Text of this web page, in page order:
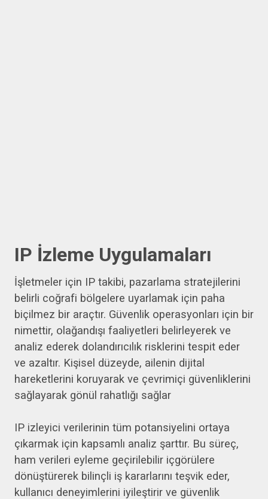
IP İzleme Uygulamaları
İşletmeler için IP takibi, pazarlama stratejilerini
belirli coğrafi bölgelere uyarlamak için paha
biçilmez bir araçtır. Güvenlik operasyonları için bir
nimettir, olağandışı faaliyetleri belirleyerek ve
analiz ederek dolandırıcılık risklerini tespit eder
ve azaltır. Kişisel düzeyde, ailenin dijital
hareketlerini koruyarak ve çevrimiçi güvenliklerini
sağlayarak gönül rahatlığı sağlar
IP izleyici verilerinin tüm potansiyelini ortaya
çıkarmak için kapsamlı analiz şarttır. Bu süreç,
ham verileri eyleme geçirilebilir içgörülere
dönüştürerek bilinçli iş kararlarını teşvik eder,
kullanıcı deneyimlerini iyileştirir ve güvenlik